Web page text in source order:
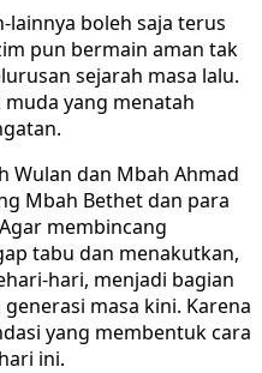
lainnya boleh saja terus
pun bermain aman tak
sejarah masa lalu.
muda yang menatah
Wulan dan Mbah Ahmad
Mbah Bethet dan para
membincang
tabu dan menakutkan,
hari, menjadi bagian
masa kini. Karena
yang membentuk cara
ini.